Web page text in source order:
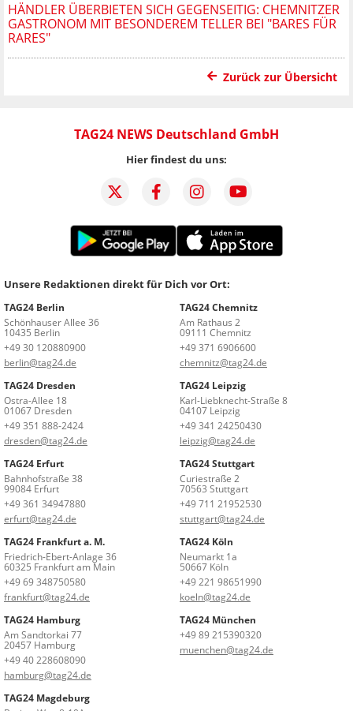
HÄNDLER ÜBERBIETEN SICH GEGENSEITIG: CHEMNITZER
GASTRONOM MIT BESONDEREM TELLER BEI "BARES FÜR
RARES"
Zurück zur Übersicht
TAG24 NEWS Deutschland GmbH
Hier findest du uns:
Unsere Redaktionen direkt für Dich vor Ort:
TAG24 Berlin
Schönhauser Allee 36
10435 Berlin
+49 30 120880900
berlin@tag24.de
TAG24 Chemnitz
Am Rathaus 2
09111 Chemnitz
+49 371 6906600
chemnitz@tag24.de
TAG24 Dresden
Ostra-Allee 18
01067 Dresden
+49 351 888-2424
dresden@tag24.de
TAG24 Leipzig
Karl-Liebknecht-Straße 8
04107 Leipzig
+49 341 24250430
leipzig@tag24.de
TAG24 Erfurt
Bahnhofstraße 38
99084 Erfurt
+49 361 34947880
erfurt@tag24.de
TAG24 Stuttgart
Curiestraße 2
70563 Stuttgart
+49 711 21952530
stuttgart@tag24.de
TAG24 Frankfurt a. M.
Friedrich-Ebert-Anlage 36
60325 Frankfurt am Main
+49 69 348750580
frankfurt@tag24.de
TAG24 Köln
Neumarkt 1a
50667 Köln
+49 221 98651990
koeln@tag24.de
TAG24 Hamburg
Am Sandtorkai 77
20457 Hamburg
+49 40 228608090
hamburg@tag24.de
TAG24 München
+49 89 215390320
muenchen@tag24.de
TAG24 Magdeburg